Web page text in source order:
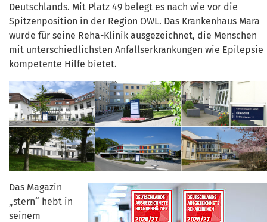
Deutschlands. Mit Platz 49 belegt es nach wie vor die
Spitzenposition in der Region OWL. Das Krankenhaus Mara
wurde für seine Reha-Klinik ausgezeichnet, die Menschen
mit unterschiedlichsten Anfallserkrankungen wie Epilepsie
kompetente Hilfe bietet.
Das Magazin
„stern“ hebt in
seinem